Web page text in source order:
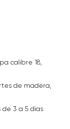
calibre 18,
de madera,
de 3 a 5 días